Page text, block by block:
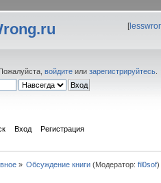
[
Пожалуйста, войдите или зарегистрируйтесь
Вход Регистрация
» Обсуждение книги(Модератор: fil0sof)